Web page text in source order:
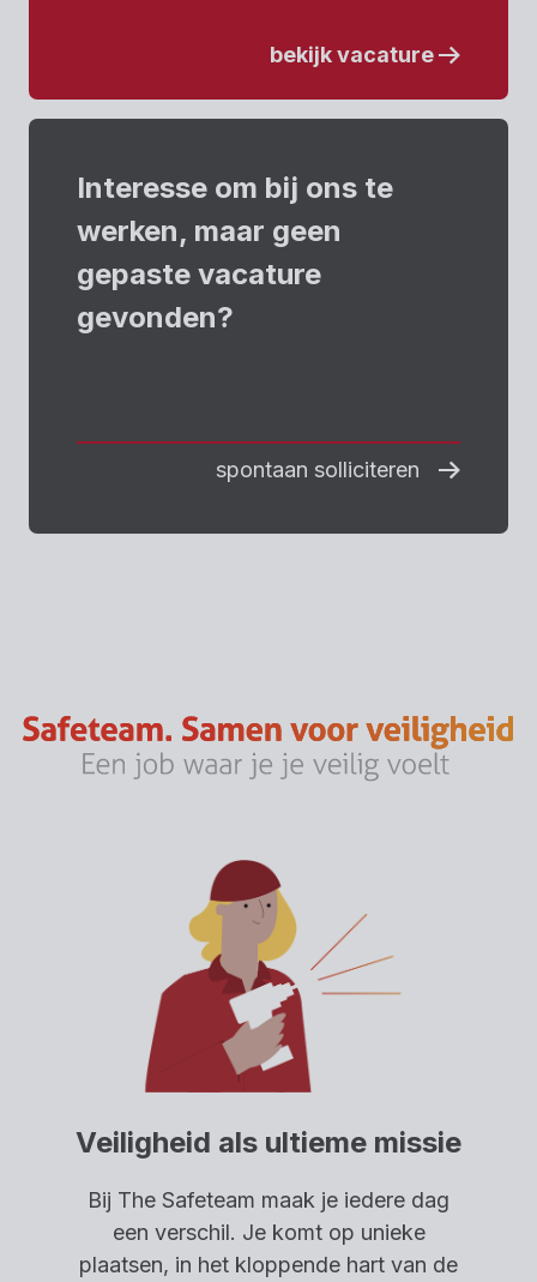
bekijk vacature
Interesse om bij ons te
werken, maar geen
gepaste vacature
gevonden?
spontaan solliciteren
Veiligheid als ultieme missie
Bij The Safeteam maak je iedere dag
een verschil. Je komt op unieke
plaatsen, in het kloppende hart van de